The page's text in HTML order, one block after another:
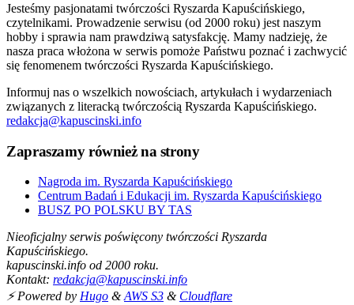
Jesteśmy pasjonatami twórczości Ryszarda Kapuścińskiego,
czytelnikami. Prowadzenie serwisu (od 2000 roku) jest naszym
hobby i sprawia nam prawdziwą satysfakcję. Mamy nadzieję, że
nasza praca włożona w serwis pomoże Państwu poznać i zachwycić
się fenomenem twórczości Ryszarda Kapuścińskiego.
Informuj nas o wszelkich nowościach, artykułach i wydarzeniach
związanych z literacką twórczością Ryszarda Kapuścińskiego.
redakcja@kapuscinski.info
Zapraszamy również na strony
Nagroda im. Ryszarda Kapuścińskiego
Centrum Badań i Edukacji im. Ryszarda Kapuścińskiego
BUSZ PO POLSKU BY TAS
Nieoficjalny serwis poświęcony twórczości Ryszarda
Kapuścińskiego.
kapuscinski.info od 2000 roku.
Kontakt: redakcja@kapuscinski.info
⚡ Powered by Hugo & AWS S3 & Cloudflare